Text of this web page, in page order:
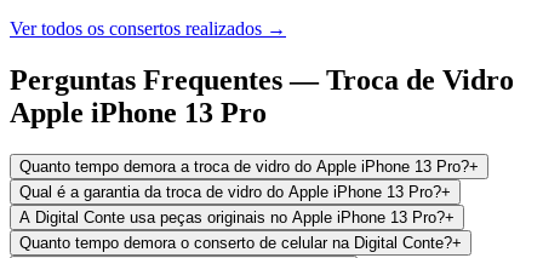
Ver todos os consertos realizados →
Perguntas Frequentes —Troca de Vidro
Apple iPhone 13 Pro
Quanto tempo demora a troca de vidro do Apple iPhone 13 Pro?+
Qual é a garantia da troca de vidro do Apple iPhone 13 Pro?+
A Digital Conte usa peças originais no Apple iPhone 13 Pro?+
Quanto tempo demora o conserto de celular na Digital Conte?+